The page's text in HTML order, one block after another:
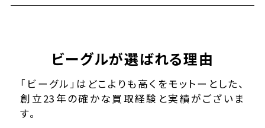
ビーグルが選ばれる理由
「ビーグル」はどこよりも高くをモットーとした、
創立23年の確かな買取経験と実績がございま
す。